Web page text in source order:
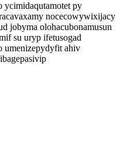
ycimidaqutamotet py
nocecowywixijacy
jobyma olohacubonamusun
su uryp ifetusogad
umenizepydyfit ahiv